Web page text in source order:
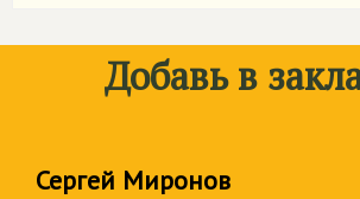
Добавь в
Сергей Миронов